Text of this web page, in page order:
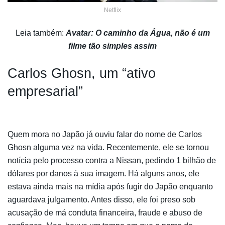
Netflix
Leia também: Avatar: O caminho da Água, não é um
filme tão simples assim
Carlos Ghosn, um “ativo
empresarial”
Quem mora no Japão já ouviu falar do nome de Carlos
Ghosn alguma vez na vida. Recentemente, ele se tornou
notícia pelo processo contra a Nissan, pedindo 1 bilhão de
dólares por danos à sua imagem. Há alguns anos, ele
estava ainda mais na mídia após fugir do Japão enquanto
aguardava julgamento. Antes disso, ele foi preso sob
acusação de má conduta financeira, fraude e abuso de